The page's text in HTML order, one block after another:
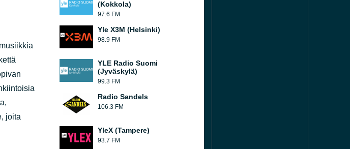
joita
(Kokkola)
97.6 FM
Yle X3M (Helsinki)
98.9 FM
YLE Radio Suomi
(Jyväskylä)
99.3 FM
Radio Sandels
106.3 FM
YleX (Tampere)
93.7 FM